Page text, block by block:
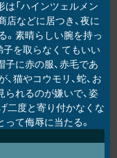
は「ハインツェルメン
店などに居つき、夜に
。素晴らしい腕を持っ
子を取らなくてもいい
に赤の服、赤毛であ
猫やコウモリ、蛇、お
れるのが嫌いで、姿
二度と寄り付かなくな
て侮辱に当たる。